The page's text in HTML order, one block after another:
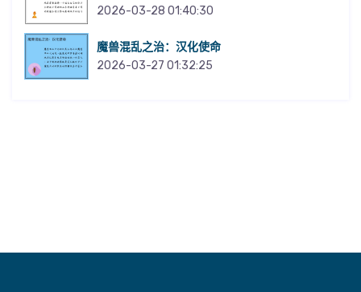
2026-03-28 01:40:30
魔兽混乱之治：汉化使命
2026-03-27 01:32:25